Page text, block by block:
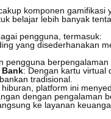
komponen
belajar lebih banyak
pengguna, termasuk:
yang disederhanakan
pengguna
Bank: Dengan kartu virtual
tradisional.
platform ini
dengan pengalaman
ke layanan